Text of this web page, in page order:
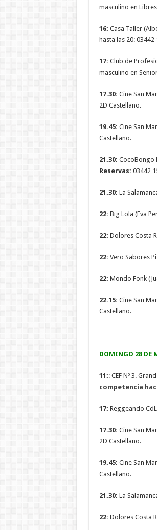
masculino en
16: Casa Taller
hasta las 20:
17: Club de
masculino en
17.30: Cine San
2D Castellano.
19.45: Cine San
Castellano.
21.30: CocoBongo
Reservas: 03442
21.30: La
22: Big Lola (Eva
22: Dolores Costa
22: Vero Sabores
22: Mondo Fonk
22.15: Cine San
Castellano.
DOMINGO 28 DE
11:: CEF Nº 3.
competencia
17: Reggeando
17.30: Cine San
2D Castellano.
19.45: Cine San
Castellano.
21.30: La
22: Dolores Costa